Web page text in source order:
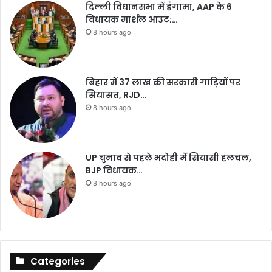
दिल्ली विधानसभा में हंगामा, AAP के 6
विधायक मार्शल आउट;…
8 hours ago
बिहार में 37 लाख की सरकारी गाड़ियों पर
सियासत, RJD…
8 hours ago
UP चुनाव से पहले भदोही में सियासी हलचल,
BJP विधायक…
8 hours ago
Categories